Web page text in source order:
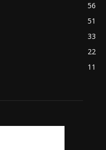
56
51
33
22
11